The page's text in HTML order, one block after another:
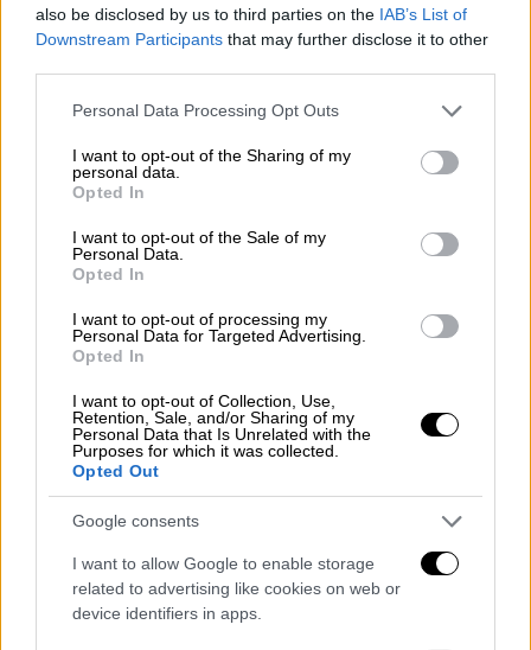
also be disclosed by us to third parties on the IAB’s List of
Downstream Participants that may further disclose it to other
Please note that this website/app uses one or more Google
not limited to your visit or usage behaviour. You may click to
grant or deny consent to Google and its third-party tags to
use your data for below specified purposes in below Google
consent section.
Personal Data Processing Opt Outs
I want to opt-out of the Sharing of my
personal data.
Opted In
I want to opt-out of the Sale of my
Personal Data.
Opted In
I want to opt-out of processing my
Personal Data for Targeted Advertising.
Opted In
I want to opt-out of Collection, Use,
Retention, Sale, and/or Sharing of my
Personal Data that Is Unrelated with the
Purposes for which it was collected.
Opted Out
Google consents
I want to allow Google to enable storage
related to advertising like cookies on web or
device identifiers in apps.
ΤοFacebookλέει ότι ηαλλαγήτου
λογότυπου σε πεζό «f» είναι καλύτερη για
«το μάτι» στην εφαρμογή της πλατφόρμας με
«εντονότερη αντίθεση για να ξεχωρίζειτο
Facebook's logo and its colors have
changed.Also the animations of the
like buttons and their features have
changed.Furthermore, when you first
access Facebook, it is noticeable
that the font that mentions the name
and , ( 1 /2 )
@MattNavarra
pic.twitter.com/7yLrRsViTG
— Dilshan Uyangoda 🇱🇰
(@Uyangoda_)September 21, 2023